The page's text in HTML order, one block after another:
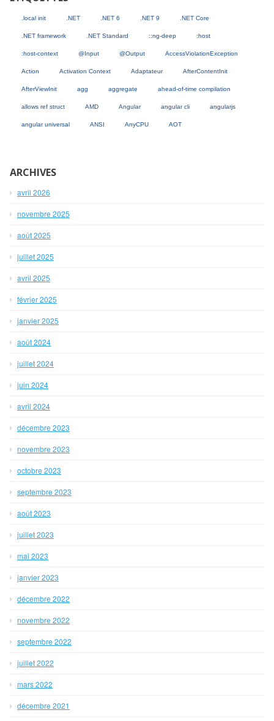
.local init .NET .NET 6 .NET 9 .NET Core
.NET framework .NET Standard ::ng-deep :host
:host-context @Input @Output AccessViolationException
Action Activation Context Adaptateur AfterContentInit
AfterViewInit agg aggregate ahead-of-time compilation
allows ref struct AMD Angular angular cli angularjs
angular universal ANSI AnyCPU AOT
ARCHIVES
avril 2026
novembre 2025
août 2025
juillet 2025
avril 2025
février 2025
janvier 2025
août 2024
juillet 2024
juin 2024
avril 2024
décembre 2023
novembre 2023
octobre 2023
septembre 2023
août 2023
juillet 2023
mai 2023
janvier 2023
décembre 2022
novembre 2022
septembre 2022
juillet 2022
mars 2022
décembre 2021